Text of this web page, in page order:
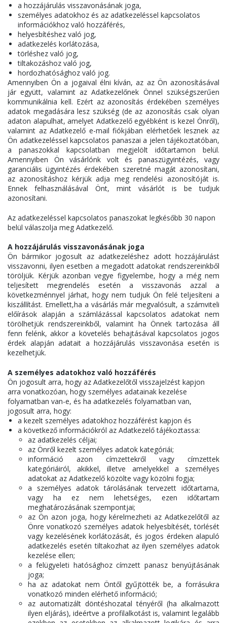
a hozzájárulás visszavonásának joga,
személyes adatokhoz és az adatkezeléssel kapcsolatos
információkhoz való hozzáférés,
helyesbítéshez való jog,
adatkezelés korlátozása,
törléshez való jog,
tiltakozáshoz való jog,
hordozhatósághoz való jog.
Amennyiben Ön a jogaival élni kíván, az az Ön azonosításával
jár együtt, valamint az Adatkezelőnek Önnel szükségszerűen
kommunikálnia kell. Ezért az azonosítás érdekében személyes
adatok megadására lesz szükség (de az azonosítás csak olyan
adaton alapulhat, amelyet Adatkezelő egyébként is kezel Önről),
valamint az Adatkezelő e-mail fiókjában elérhetőek lesznek az
Ön adatkezeléssel kapcsolatos panaszai a jelen tájékoztatóban,
a panaszokkal kapcsolatban megjelölt időtartamon belül.
Amennyiben Ön vásárlónk volt és panaszügyintézés, vagy
garanciális ügyintézés érdekében szeretné magát azonosítani,
az azonosításhoz kérjük adja meg rendelési azonosítóját is.
Ennek felhasználásával Önt, mint vásárlót is be tudjuk
azonosítani.
Az adatkezeléssel kapcsolatos panaszokat legkésőbb 30 napon
belül válaszolja meg Adatkezelő.
A hozzájárulás visszavonásának joga
Ön bármikor jogosult az adatkezeléshez adott hozzájárulást
visszavonni, ilyen esetben a megadott adatokat rendszereinkből
töröljük. Kérjük azonban vegye figyelembe, hogy a még nem
teljesített megrendelés esetén a visszavonás azzal a
következménnyel járhat, hogy nem tudjuk Ön felé teljesíteni a
kiszállítást. Emellett,ha a vásárlás már megvalósult, a számviteli
előírások alapján a számlázással kapcsolatos adatokat nem
törölhetjük rendszereinkből, valamint ha Önnek tartozása áll
fenn felénk, akkor a követelés behajtásával kapcsolatos jogos
érdek alapján adatait a hozzájárulás visszavonása esetén is
kezelhetjük.
A személyes adatokhoz való hozzáférés
Ön jogosult arra, hogy az Adatkezelőtől visszajelzést kapjon
arra vonatkozóan, hogy személyes adatainak kezelése
folyamatban van-e, és ha adatkezelés folyamatban van,
jogosult arra, hogy:
a kezelt személyes adatokhoz hozzáférést kapjon és
a következő információkról az Adatkezelő tájékoztassa:
az adatkezelés céljai;
az Önről kezelt személyes adatok kategóriái;
információ azon címzettekről vagy címzettek
kategóriáiról, akikkel, illetve amelyekkel a személyes
adatokat az Adatkezelő közölte vagy közölni fogja;
a személyes adatok tárolásának tervezett időtartama,
vagy ha ez nem lehetséges, ezen időtartam
meghatározásának szempontjai;
az Ön azon joga, hogy kérelmezheti az Adatkezelőtől az
Önre vonatkozó személyes adatok helyesbítését, törlését
vagy kezelésének korlátozását, és jogos érdeken alapuló
adatkezelés esetén tiltakozhat az ilyen személyes adatok
kezelése ellen;
a felügyeleti hatósághoz címzett panasz benyújtásának
joga;
ha az adatokat nem Öntől gyűjtötték be, a forrásukra
vonatkozó minden elérhető információ;
az automatizált döntéshozatal tényéről (ha alkalmazott
ilyen eljárás), ideértve a profilalkotást is, valamint legalább